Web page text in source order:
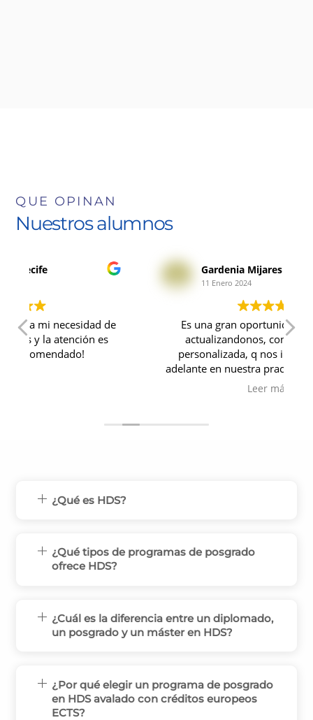
QUE OPINAN
Nuestros alumnos
Gardenia Mijares
Es una gran oportunidad para seguir
actualizandonos, con una atencion
personalizada, q nos impulsa a seguir
adelante en nuestra practica medica diaria,
con cursos de vanguardia.... Es el primer
segundo.
¿Qué es HDS?
¿Qué tipos de programas de posgrado
ofrece HDS?
¿Cuál es la diferencia entre un diplomado,
un posgrado y un máster en HDS?
¿Por qué elegir un programa de posgrado
en HDS avalado con créditos europeos
ECTS?